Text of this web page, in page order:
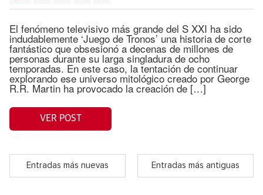
El fenómeno televisivo más grande del S XXI ha sido
indudablemente ‘Juego de Tronos’ una historia de corte
fantástico que obsesionó a decenas de millones de
personas durante su larga singladura de ocho
temporadas. En este caso, la tentación de continuar
explorando ese universo mitológico creado por George
R.R. Martin ha provocado la creación de […]
VER POST
Entradas más nuevas Entradas más antiguas